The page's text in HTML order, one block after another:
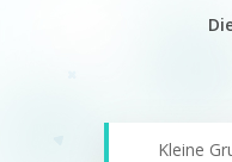
Kleine